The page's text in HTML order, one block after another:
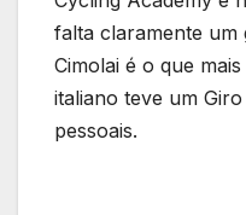
falta claramente um
Cimolai é o que
italiano teve um
pessoais.